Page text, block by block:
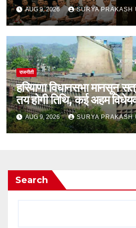
AUG 9, 2026 SURYA PRAKASH
राजनीती
हरियाणा विधानसभा मानसून
तय होगी तिथि, कई अहम
AUG 9, 2026 SURYA PRAKASH
Search